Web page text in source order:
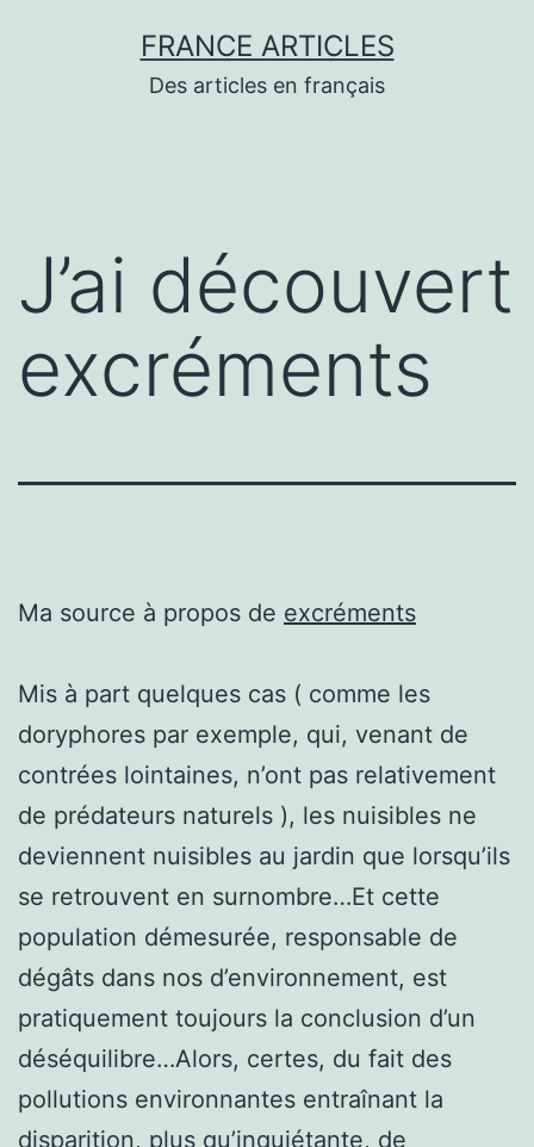
FRANCE ARTICLES
Des articles en français
J’ai découvert
excréments
Ma source à propos de excréments
Mis à part quelques cas ( comme les
doryphores par exemple, qui, venant de
contrées lointaines, n’ont pas relativement
de prédateurs naturels ), les nuisibles ne
deviennent nuisibles au jardin que lorsqu’ils
se retrouvent en surnombre…Et cette
population démesurée, responsable de
dégâts dans nos d’environnement, est
pratiquement toujours la conclusion d’un
déséquilibre…Alors, certes, du fait des
pollutions environnantes entraînant la
disparition, plus qu’inquiétante, de